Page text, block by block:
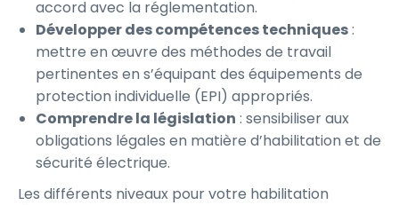
accord avec la réglementation.
Développer des compétences techniques:
mettre en œuvre des méthodes de travail
pertinentes en s’équipant des équipements de
protection individuelle (EPI) appropriés.
Comprendre la législation : sensibiliser aux
obligations légales en matière d’habilitation et de
sécurité électrique.
Les différents niveaux pour votre habilitation